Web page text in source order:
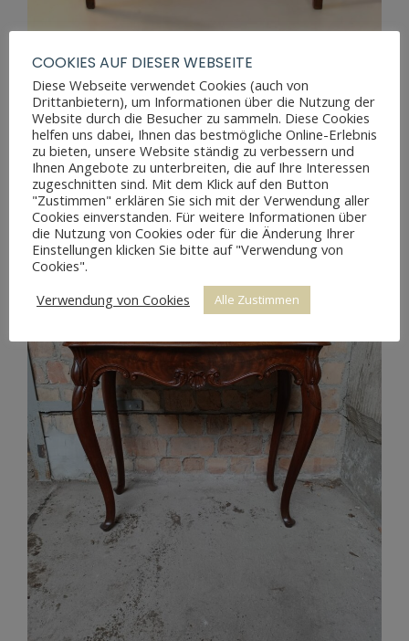
BIEDERMEIER KONSOLEN SPIELTISCH
COOKIES AUF DIESER WEBSEITE
Diese Webseite verwendet Cookies (auch von
Drittanbietern), um Informationen über die Nutzung der
Website durch die Besucher zu sammeln. Diese Cookies
helfen uns dabei, Ihnen das bestmögliche Online-Erlebnis
zu bieten, unsere Website ständig zu verbessern und
Ihnen Angebote zu unterbreiten, die auf Ihre Interessen
zugeschnitten sind. Mit dem Klick auf den Button
"Zustimmen" erklären Sie sich mit der Verwendung aller
Cookies einverstanden. Für weitere Informationen über
die Nutzung von Cookies oder für die Änderung Ihrer
Einstellungen klicken Sie bitte auf "Verwendung von
Cookies".
Verwendung von Cookies
Alle Zustimmen